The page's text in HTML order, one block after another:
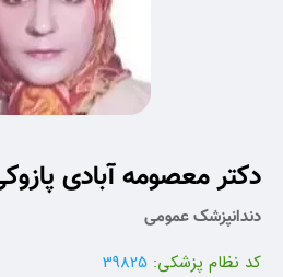
دکتر معصومه آبادی
دندانپزشک عمومی
کد نظام پزشکی: 39825